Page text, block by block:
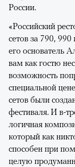
России.
«Российский
сетов за 790,
его основатель
вам как гостю
возможность
специальной
сетов были
фестиваля. И в-
логичная
который как
способен при
целую